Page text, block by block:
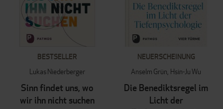
BESTSELLER
Lukas Niederberger
Sinn findet uns, wo
wir ihn nicht suchen
NEUERSCHEINUNG
Anselm Grün Hsin-Ju Wu
Die Benediktsregel im
Licht der